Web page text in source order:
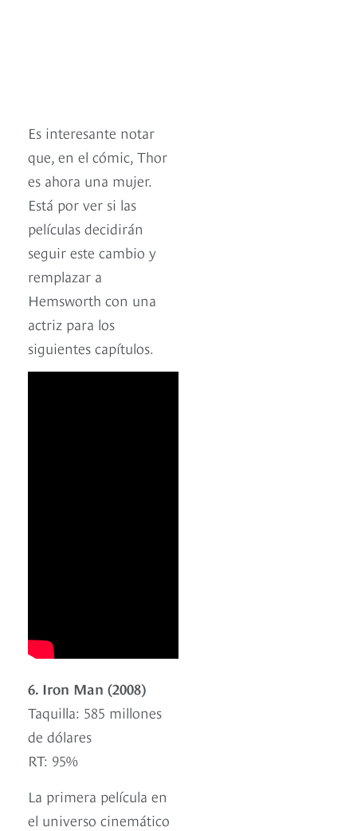
Es interesante notar
que, en el cómic, Thor
es ahora una mujer.
Está por ver si las
películas decidirán
seguir este cambio y
remplazar a
Hemsworth con una
actriz para los
siguientes capítulos.
6. Iron Man (2008)
Taquilla: 585 millones
de dólares
RT: 95%
La primera película en
el universo cinemático